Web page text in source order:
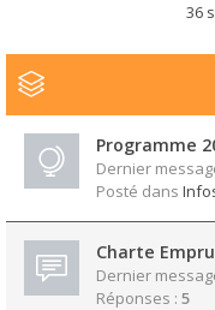
36
Programme
Dernier
Posté dans
Charte
Dernier
Réponses : 5